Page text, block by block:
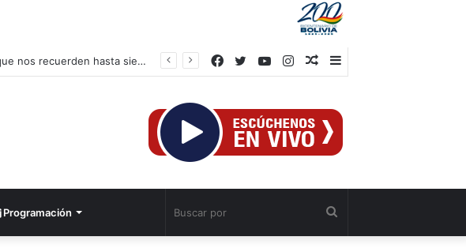
Petro en su despedida de la Casa de Nariño: «Espero que nos recuerden hasta siempre»
Barra
Publicación
azar
Instagram
YouTube
Twitter
Facebook
Programación